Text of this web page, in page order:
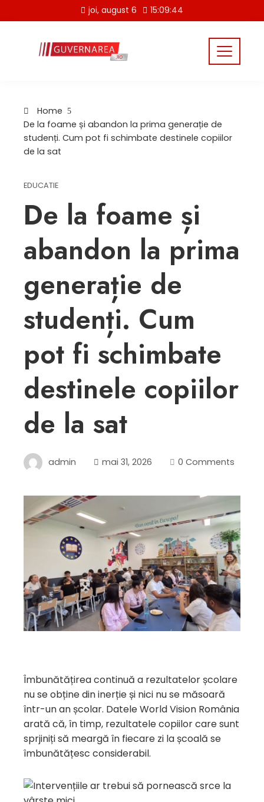
to
joi, august 6 15:09:45
Home
De la foame și abandon la prima generație de
studenți. Cum pot fi schimbate destinele copiilor
de la sat
EDUCATIE
De la foame și
abandon la prima
generație de
studenți. Cum
pot fi schimbate
destinele copiilor
de la sat
admin mai 31, 2026 0 Comments
Îmbunătățirea continuă a rezultatelor școlare
nu se obține din inerție și nici nu se măsoară
într-un an școlar. Datele World Vision România
arată că, în timp, rezultatele copiilor care sunt
sprjiniți să meargă în fiecare zi la școală se
îmbunătățesc considerabil.